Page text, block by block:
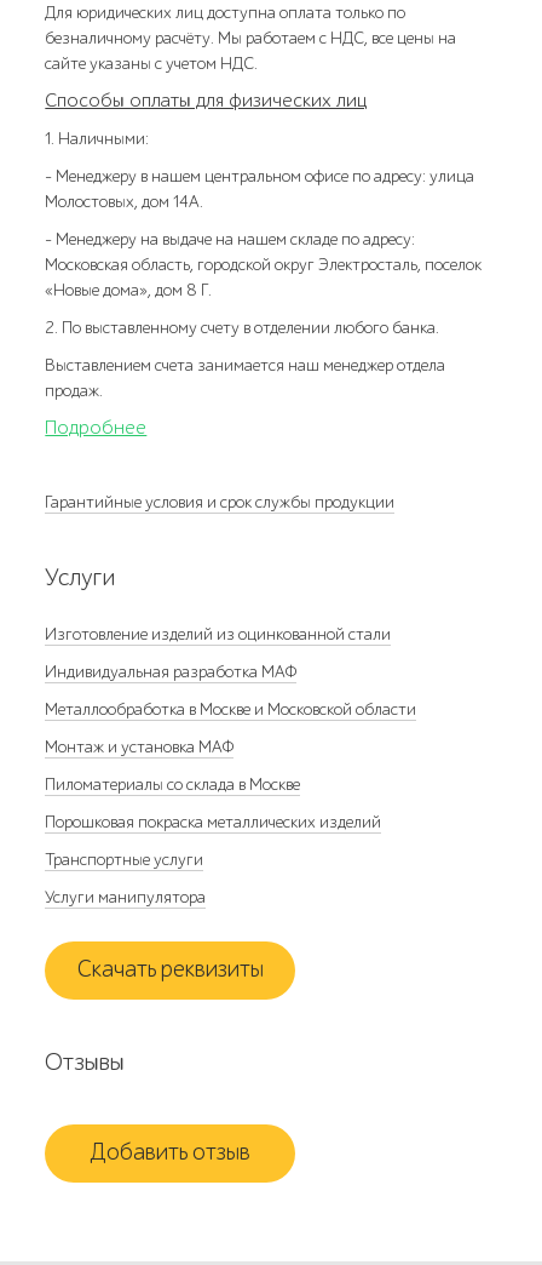
Для юридических лиц доступна оплата только по
безналичному расчёту. Мы работаем с НДС, все цены на
сайте указаны с учетом НДС.
Способы оплаты для физических лиц
1. Наличными:
- Менеджеру в нашем центральном офисе по адресу: улица
Молостовых, дом 14А.
- Менеджеру на выдаче на нашем складе по адресу:
Московская область, городской округ Электросталь, поселок
«Новые дома», дом 8 Г.
2. По выставленному счету в отделении любого банка.
Выставлением счета занимается наш менеджер отдела
продаж.
Подробнее
Гарантийные условия и срок службы продукции
Услуги
Изготовление изделий из оцинкованной стали
Индивидуальная разработка МАФ
Металлообработка в Москве и Московской области
Монтаж и установка МАФ
Пиломатериалы со склада в Москве
Порошковая покраска металлических изделий
Транспортные услуги
Услуги манипулятора
Скачать реквизиты
Отзывы
Добавить отзыв